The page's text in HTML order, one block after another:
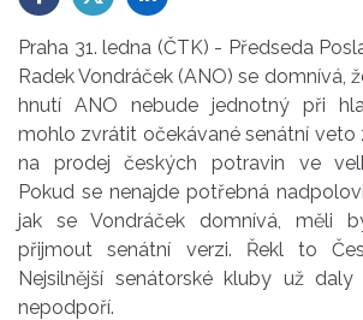
Praha 31. ledna (ČTK) - Předseda
Radek Vondráček (ANO) se domnívá,
hnutí ANO nebude jednotný při
mohlo zvrátit očekávané senátní veto
na prodej českých potravin ve
Pokud se nenajde potřebná
jak se Vondráček domnívá, měli
přijmout senátní verzi. Řekl to
Nejsilnější senátorské kluby už
nepodpoří.